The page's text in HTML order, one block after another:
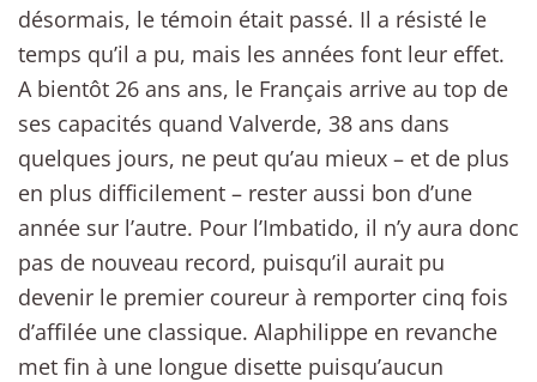
désormais, le témoin était passé. Il a résisté le
temps qu’il a pu, mais les années font leur effet.
A bientôt 26 ans ans, le Français arrive au top de
ses capacités quand Valverde, 38 ans dans
quelques jours, ne peut qu’au mieux – et de plus
en plus difficilement – rester aussi bon d’une
année sur l’autre. Pour l’Imbatido, il n’y aura donc
pas de nouveau record, puisqu’il aurait pu
devenir le premier coureur à remporter cinq fois
d’affilée une classique. Alaphilippe en revanche
met fin à une longue disette puisqu’aucun